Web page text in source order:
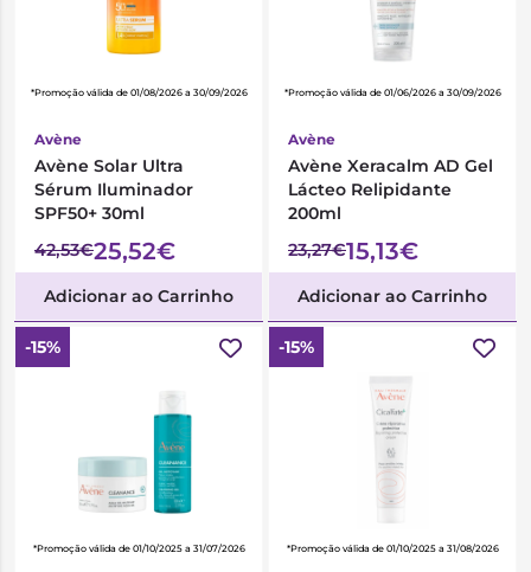
*Promoção válida de 01/08/2026 a 30/09/2026
Avène
Avène Solar Ultra
Sérum Iluminador
SPF50+ 30ml
42,53€25,52€
Adicionar ao Carrinho
*Promoção válida de 01/06/2026 a 30/09/2026
Avène
Avène Xeracalm AD Gel
Lácteo Relipidante
200ml
23,27€15,13€
Adicionar ao Carrinho
-15%
*Promoção válida de 01/10/2025 a 31/07/2026
-15%
*Promoção válida de 01/10/2025 a 31/08/2026